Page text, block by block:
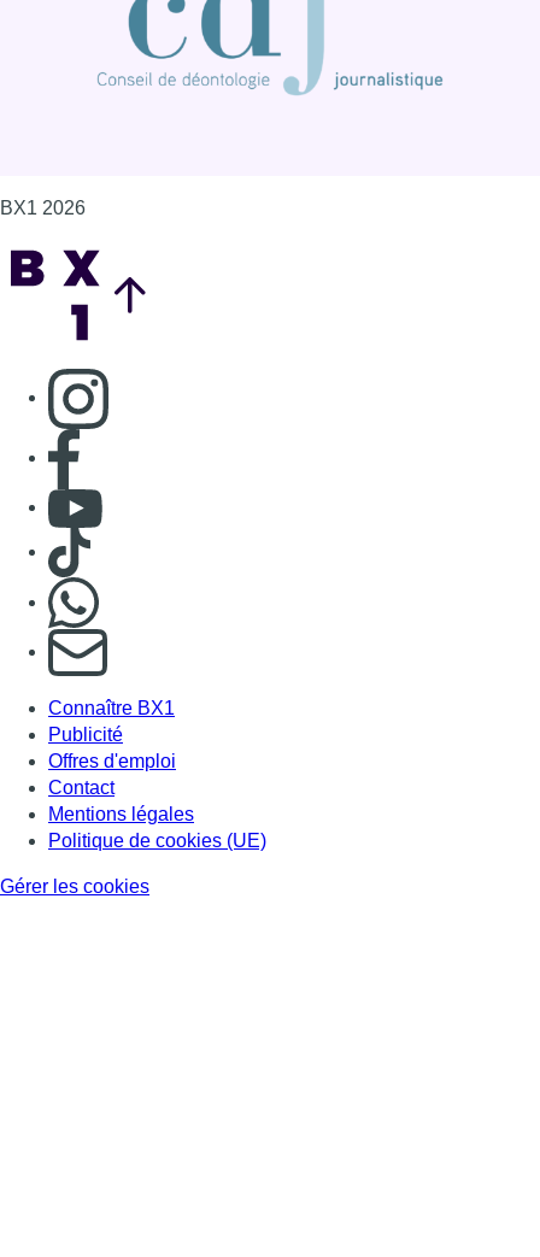
BX1 2026
Consulter page Instagram
Consulter page Facebook
Consulter Youtube
Consulter TikTok
S'abonner à notre newsletter
Connaître BX1
Publicité
Offres d'emploi
Contact
Mentions légales
Politique de cookies (UE)
Gérer les cookies